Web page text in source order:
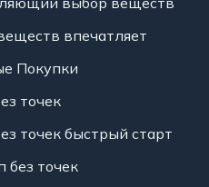
впечатляет
Покупки
точек
точек быстрый старт
без точек